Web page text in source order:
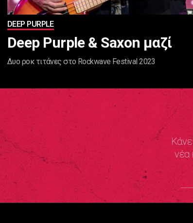
DEEP PURPLE
Deep Purple & Saxon μαζί
Δυο ροκ τιτάνες στο Rockwave Festival 2023
νέα